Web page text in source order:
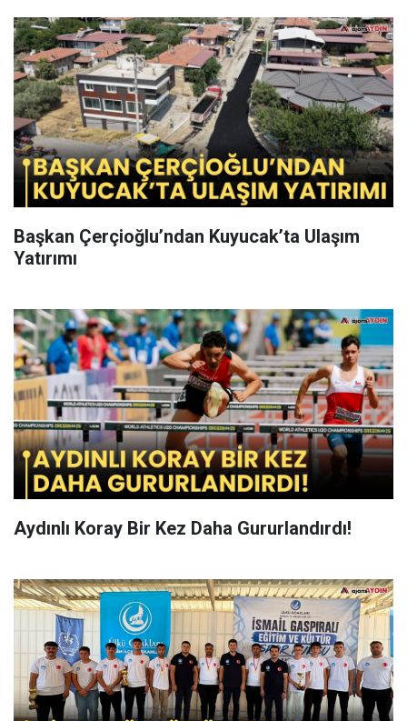
Başkan Çerçioğlu’ndan Kuyucak’ta Ulaşım
Yatırımı
Aydınlı Koray Bir Kez Daha Gururlandırdı!